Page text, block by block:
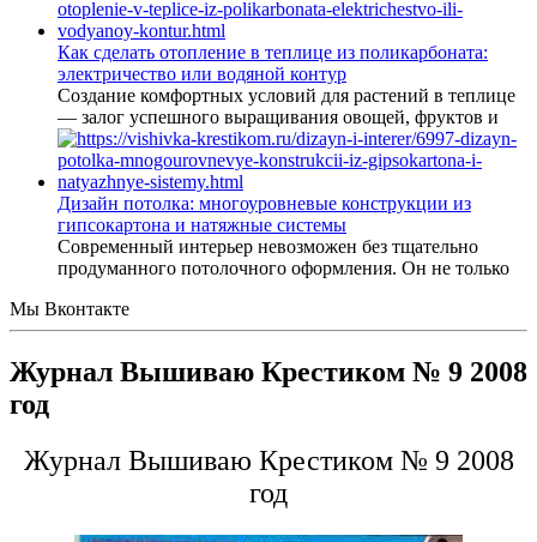
Как сделать отопление в теплице из поликарбоната:
электричество или водяной контур
Создание комфортных условий для растений в теплице
— залог успешного выращивания овощей, фруктов и
Дизайн потолка: многоуровневые конструкции из
гипсокартона и натяжные системы
Современный интерьер невозможен без тщательно
продуманного потолочного оформления. Он не только
Мы Вконтакте
Журнал Вышиваю Крестиком № 9 2008
год
Журнал Вышиваю Крестиком № 9 2008
год